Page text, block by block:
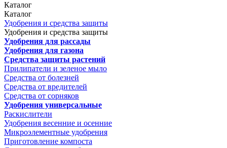
Каталог
Каталог
Удобрения и средства защиты
Удобрения и средства защиты
Удобрения для рассады
Удобрения для газона
Средства защиты растений
Прилипатели и зеленое мыло
Средства от болезней
Средства от вредителей
Средства от сорняков
Удобрения универсальные
Раскислители
Удобрения весенние и осенние
Микроэлементные удобрения
Приготовление компоста